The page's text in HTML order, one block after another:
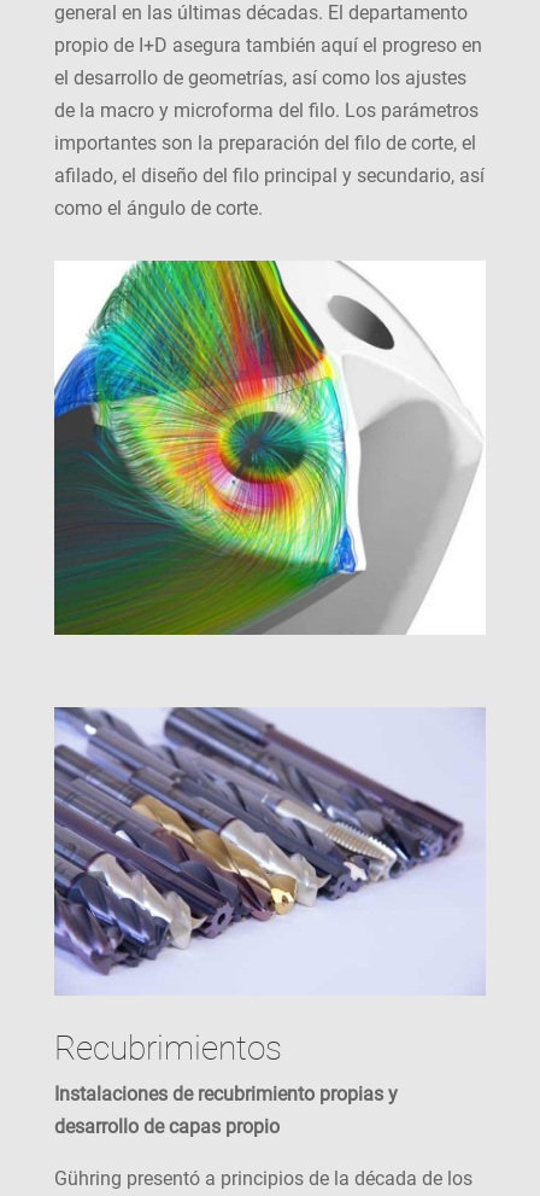
general en las últimas décadas. El departamento
propio de I+D asegura también aquí el progreso en
el desarrollo de geometrías, así como los ajustes
de la macro y microforma del filo. Los parámetros
importantes son la preparación del filo de corte, el
afilado, el diseño del filo principal y secundario, así
como el ángulo de corte.
Recubrimientos
Instalaciones de recubrimiento propias y
desarrollo de capas propio
Gühring presentó a principios de la década de los